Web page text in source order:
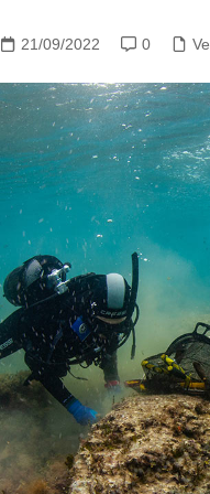
21/09/2022 0